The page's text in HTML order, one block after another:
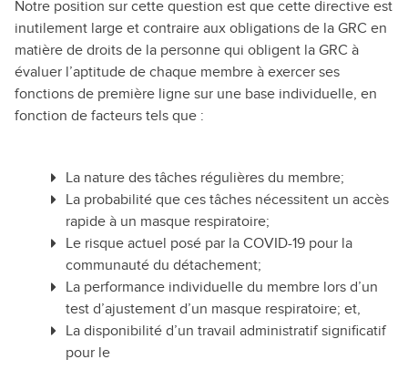
Notre position sur cette question est que cette directive est
inutilement large et contraire aux obligations de la GRC en
matière de droits de la personne qui obligent la GRC à
évaluer l’aptitude de chaque membre à exercer ses
fonctions de première ligne sur une base individuelle, en
fonction de facteurs tels que :
La nature des tâches régulières du membre;
La probabilité que ces tâches nécessitent un accès
rapide à un masque respiratoire;
Le risque actuel posé par la COVID-19 pour la
communauté du détachement;
La performance individuelle du membre lors d’un
test d’ajustement d’un masque respiratoire; et,
La disponibilité d’un travail administratif significatif
pour le